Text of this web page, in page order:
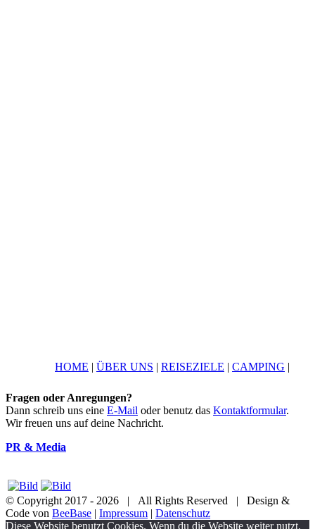
HOME | ÜBER UNS | REISEZIELE | CAMPING |
Fragen oder Anregungen?
Dann schreib uns eine E-Mail oder benutz das Kontaktformular.
Wir freuen uns auf deine Nachricht.
PR & Media
© Copyright 2017 - 2026 | All Rights Reserved | Design &
Code von BeeBase | Impressum | Datenschutz
YouTube
Facebook
Twitter
Instagram
Pinterest
Email
Diese Website benutzt Cookies. Wenn du die Website weiter nutzt,